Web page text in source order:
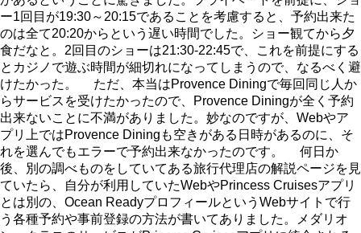
ー1回目が19:30～20:15であることを考慮すると、予約出来た
のは全て20:20からという遅い時間でした。ショー観てから夕
食だなと。2回目のショーは21:30-22:45で、これを前提にする
とカジノで遊ぶ時間が細切れになってしまうので、なるべく避
けたかった。 ただ、本当はProvence Diningで毎回同じ人か
らサービスを受けたかったので、Provence Diningが全く予約
出来ないことに不満がありました。妙なのですが、Webやア
プリ上ではProvence Diningも空きがある日時があるのに、そ
れを選んでもエラーで予約出来なかったのです。 何日か
後、別の調べものをしていてある旅行代理店の解説ページを見
ていたら、自分が利用していたWebやPrincess Cruisesアプリ
とは別の、Ocean ReadyプロフィールというWebサイトで行
う各種予約や事前登録の方法が書いてありました。メダリオ